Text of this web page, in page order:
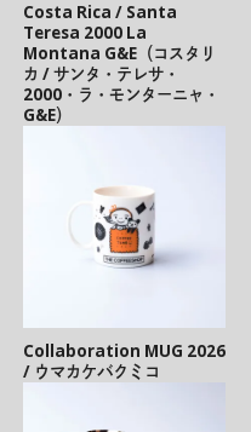
Costa Rica / Santa
Teresa 2000 La
Montana G&E（コスタリ
カ / サンタ・テレサ・
2000・ラ・モンターニャ・
G&E）
Collaboration MUG 2026
/ ウマカケバクミコ